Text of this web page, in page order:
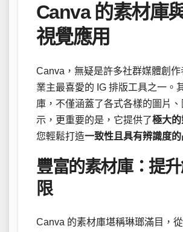
Canva 的素材庫
視覺應用
Canva，無疑是許多社群媒體創
業主最喜愛的 IG 排版工具之一。
庫，不僅涵蓋了各式各樣的圖片、
示，更重要的是，它提供了極大
您輕鬆打造一致性且具有辨識度
豐富的素材庫：提
限
Canva 的素材庫堪稱琳瑯滿目，從